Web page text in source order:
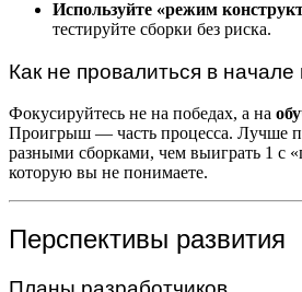
Используйте «режим
тестируйте сборки без риска.
Как не провалиться в начале
Фокусируйтесь не на победах, а на
Проигрыш — часть процесса. Лучше
разными сборками, чем выиграть 1 с
которую вы не понимаете.
Перспективы развития